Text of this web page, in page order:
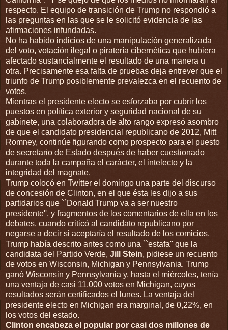
respecto. El equipo de transición de Trump no respondió a
las preguntas en las que se le solicitó evidencia de las
afirmaciones infundadas.
No ha habido indicios de una manipulación generalizada
del voto, votación ilegal o piratería cibernética que hubiera
afectado sustancialmente el resultado de una manera u
otra. Precisamente esa falta de pruebas deja entrever que el
triunfo de Trump posiblemente prevalezca en el recuento de
votos.
Mientras el presidente electo se esforzaba por cubrir los
puestos en política exterior y seguridad nacional de su
gabinete, una colaboradora de alto rango expresó asombro
de que el candidato presidencial republicano de 2012, Mitt
Romney, continúe figurando como prospecto para el puesto
de secretario de Estado después de haber cuestionado
durante toda la campaña el carácter, el intelecto y la
integridad del magnate.
Trump colocó en Twitter el domingo una parte del discurso
de concesión de Clinton, en el que ésta les dijo a sus
partidarios que ``Donald Trump va a ser nuestro
presidente'', y fragmentos de los comentarios de ella en los
debates, cuando criticó al candidato republicano por
negarse a decir si aceptaría el resultado de los comicios.
Trump había descrito antes como una ``estafa'' que la
candidata del Partido Verde, Jill Stein, pidiese un recuento
de votos en Wisconsin, Michigan y Pennsylvania. Trump
ganó Wisconsin y Pennsylvania y, hasta el miércoles, tenía
una ventaja de casi 11.000 votos en Michigan, cuyos
resultados serán certificados el lunes. La ventaja del
presidente electo en Michigan era marginal, de 0,22%, en
los votos del estado.
Clinton encabeza el popular por casi dos millones de